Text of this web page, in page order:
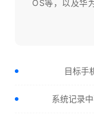
OS等，以及华
目标手
系统记录